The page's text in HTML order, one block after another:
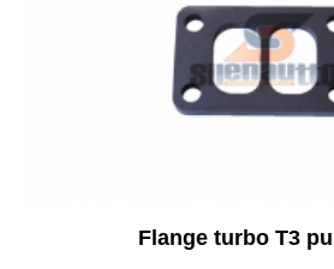
Flange turbo T3